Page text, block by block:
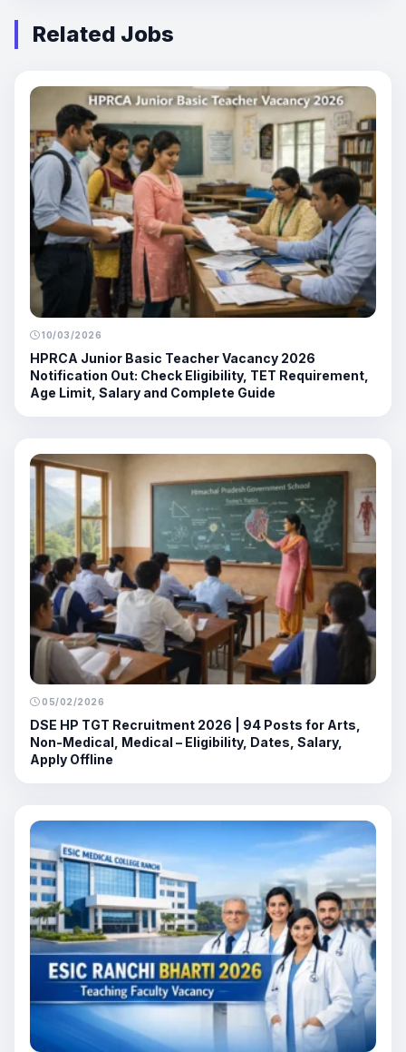
Related Jobs
10/03/2026
HPRCA Junior Basic Teacher Vacancy 2026
Notification Out: Check Eligibility, TET Requirement,
Age Limit, Salary and Complete Guide
05/02/2026
DSE HP TGT Recruitment 2026 | 94 Posts for Arts,
Non-Medical, Medical – Eligibility, Dates, Salary,
Apply Offline